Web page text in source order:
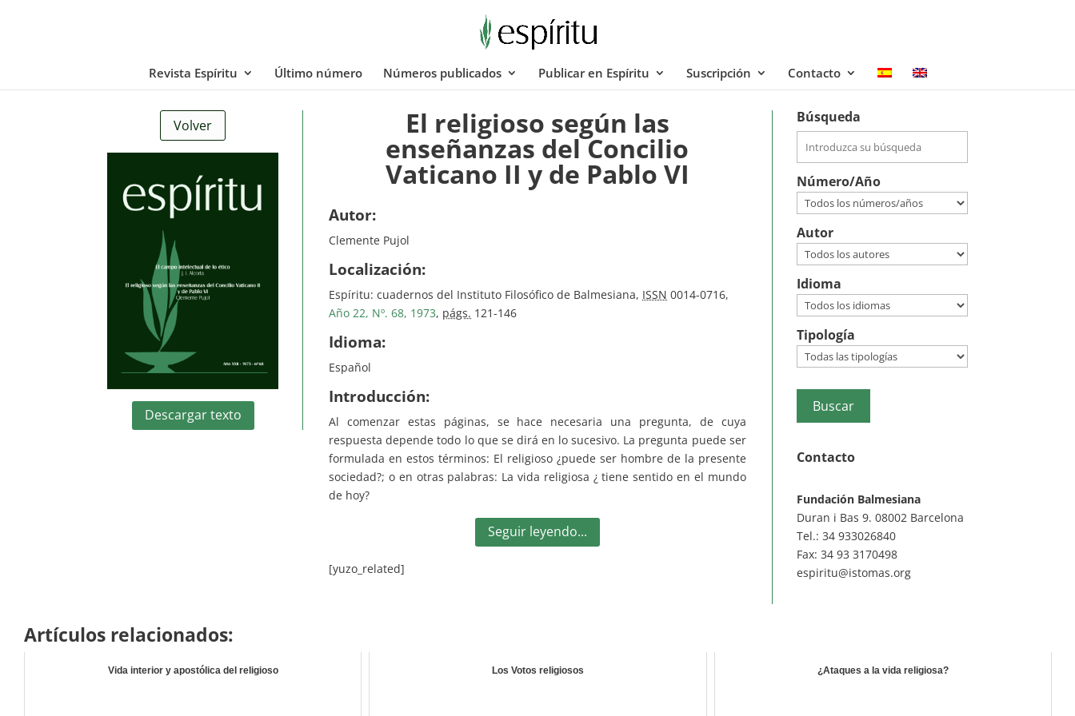
Revista Espíritu Último número Números publicados Publicar en Espíritu Suscripción Contacto
Volver
Descargar texto
El religioso según las
enseñanzas del Concilio
Vaticano II y de Pablo VI
Autor:
Clemente Pujol
Localización:
Espíritu: cuadernos del Instituto Filosófico de Balmesiana, ISSN 0014-0716,
Año 22, Nº. 68, 1973, págs. 121-146
Idioma:
Español
Introducción:
Al comenzar estas páginas, se hace necesaria una pregunta, de cuya
respuesta depende todo lo que se dirá en lo sucesivo. La pregunta puede ser
formulada en estos términos: El religioso ¿puede ser hombre de la presente
sociedad?; o en otras palabras: La vida religiosa ¿ tiene sentido en el mundo
de hoy?
Seguir leyendo...
[yuzo_related]
Búsqueda
Número/Año
Autor
Idioma
Tipología
Contacto
Fundación Balmesiana
Duran i Bas 9. 08002 Barcelona
Tel.: 34 933026840
Fax: 34 93 3170498
espiritu@istomas.org
Artículos relacionados:
Vida interior y apostólica del religioso Los Votos religiosos ¿Ataques a la vida religiosa?